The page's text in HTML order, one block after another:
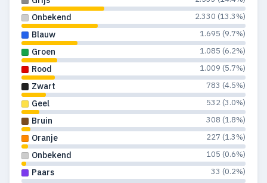
1979 58 23
1978 17 16
1977 14
1976 16 13
1975 8
1974 12 11
1973 9 7
1972 16
Onbekend 2.330 (13.3%)
Blauw 1.695 (9.7%)
Groen 1.085 (6.2%)
Rood 1.009 (5.7%)
Zwart 783 (4.5%)
Geel 532 (3.0%)
Bruin 308 (1.8%)
Oranje 227 (1.3%)
Onbekend 105 (0.6%)
Paars 33 (0.2%)